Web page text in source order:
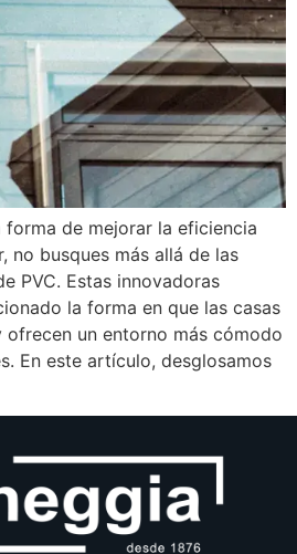
forma de mejorar la eficiencia
no busques más allá de las
PVC. Estas innovadoras
la forma en que las casas
ofrecen un entorno más cómodo
En este artículo, desglosamos